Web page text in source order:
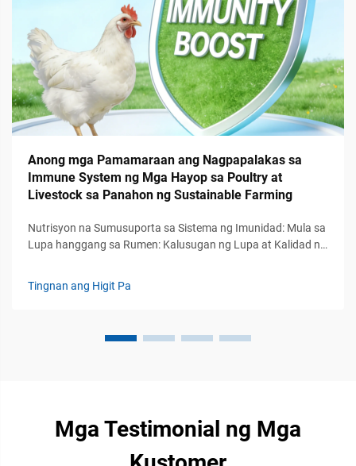
Anong mga Pamamaraan ang Nagpapalakas sa
Immune System ng Mga Hayop sa Poultry at
Livestock sa Panahon ng Sustainable Farming
Nutrisyon na Sumusuporta sa Sistema ng Imunidad: Mula sa
Lupa hanggang sa Rumen: Kalusugan ng Lupa at Kalidad ng
papel sa pagpapalakas ng imunidad ng mga hayop, na kung
Tingnan ang Higit Pa
Mga Testimonial ng Mga